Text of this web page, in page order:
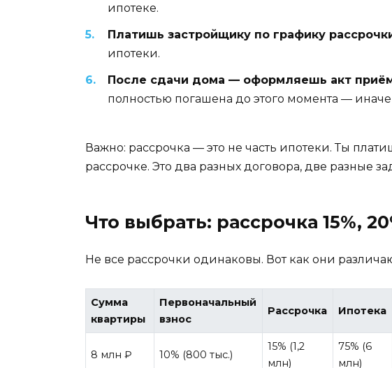
ипотеке.
Платишь застройщику по графику
ипотеки.
После сдачи дома — оформляешь акт
полностью погашена до этого момента —
Важно: рассрочка — это не часть ипотеки. Ты
рассрочке. Это два разных договора, две разные
Что выбрать: рассрочка 15%,
Не все рассрочки одинаковы. Вот как они
Сумма
квартиры
Первоначальный
взнос
Рассрочка Ипотека
8 млн ₽ 10% (800 тыс.)
15% (1,2
млн)
75% (6
млн)